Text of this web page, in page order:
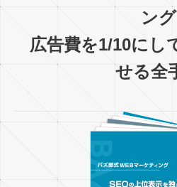
ング
広告費を1/10にし
せる全